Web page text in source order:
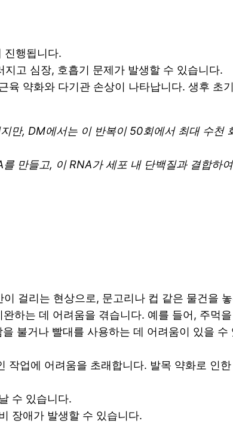
진행됩니다.
고 심장, 호흡기 문제가 발생할 수 있습니다.
육 약화와 다기관 손상이 나타납니다. 생후 초
만, DM에서는 이 반복이 50회에서 최대 수천
만들고, 이 RNA가 세포 내 단백질과 결합하
걸리는 현상으로, 문고리나 컵 같은 물건을
하는 데 어려움을 겪습니다. 예를 들어, 주먹
불거나 빨대를 사용하는 데 어려움이 있을
작업에 어려움을 초래합니다. 발목 약화로 인
수 있습니다.
장애가 발생할 수 있습니다.